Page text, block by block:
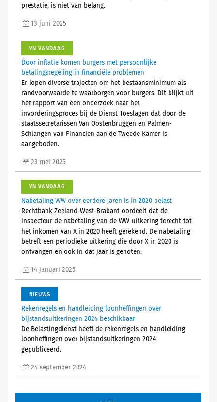
prestatie, is niet van belang.
13 juni 2025
VN VANDAAG
Door inflatie komen burgers met persoonlijke
betalingsregeling in financiële problemen
Er lopen diverse trajecten om het bestaansminimum als
randvoorwaarde te waarborgen voor burgers. Dit blijkt uit
het rapport van een onderzoek naar het
invorderingsproces bij de Dienst Toeslagen dat door de
staatssecretarissen Van Oostenbruggen en Palmen-
Schlangen van Financiën aan de Tweede Kamer is
aangeboden.
23 mei 2025
VN VANDAAG
Nabetaling WW over eerdere jaren is in 2020 belast
Rechtbank Zeeland-West-Brabant oordeelt dat de
inspecteur de nabetaling van de WW-uitkering terecht tot
het inkomen van X in 2020 heeft gerekend. De nabetaling
betreft een periodieke uitkering die door X in 2020 is
ontvangen en ook in dat jaar is genoten.
14 januari 2025
NIEUWS
Rekenregels en handleiding loonheffingen over
bijstandsuitkeringen 2024 beschikbaar
De Belastingdienst heeft de rekenregels en handleiding
loonheffingen over bijstandsuitkeringen 2024
gepubliceerd.
24 september 2024